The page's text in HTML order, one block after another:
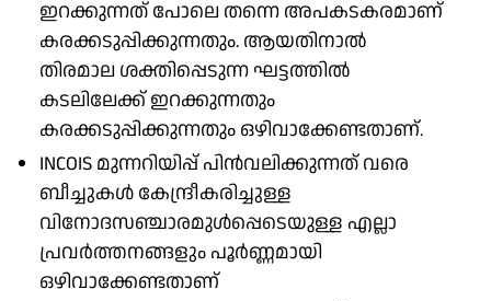
ഇറക്കുന്നത് പോലെ തന്നെ അപകടകരമാണ്
കരക്കടുപ്പിക്കുന്നതും. ആയതിനാൽ
തിരമാല ശക്തിപ്പെടുന്ന ഘട്ടത്തിൽ
കടലിലേക്ക് ഇറക്കുന്നതും
കരക്കടുപ്പിക്കുന്നതും ഒഴിവാക്കേണ്ടതാണ്.
INCOIS മുന്നറിയിപ്പ് പിൻവലിക്കുന്നത് വരെ
ബീച്ചുകൾ കേന്ദ്രീകരിച്ചുള്ള
വിനോദസഞ്ചാരമുൾപ്പെടെയുള്ള എല്ലാ
പ്രവർത്തനങ്ങളും പൂർണ്ണമായി
ഒഴിവാക്കേണ്ടതാണ്